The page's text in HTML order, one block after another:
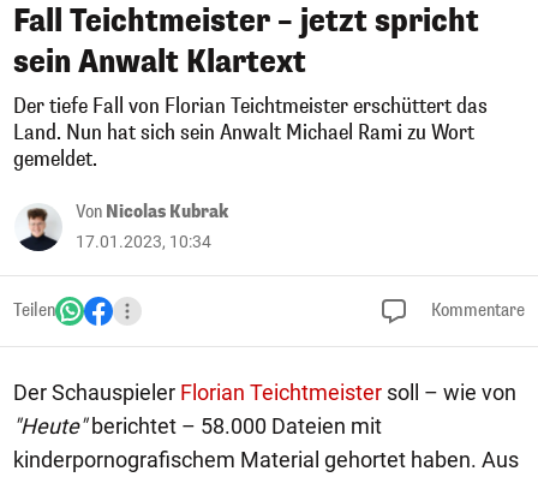
Fall Teichtmeister – jetzt spricht
sein Anwalt Klartext
Der tiefe Fall von Florian Teichtmeister erschüttert das
Land. Nun hat sich sein Anwalt Michael Rami zu Wort
gemeldet.
Von Nicolas Kubrak
17.01.2023, 10:34
Teilen Kommentare
Der Schauspieler Florian Teichtmeister soll – wie von
"Heute"berichtet – 58.000 Dateien mit
kinderpornografischem Material gehortet haben. Aus